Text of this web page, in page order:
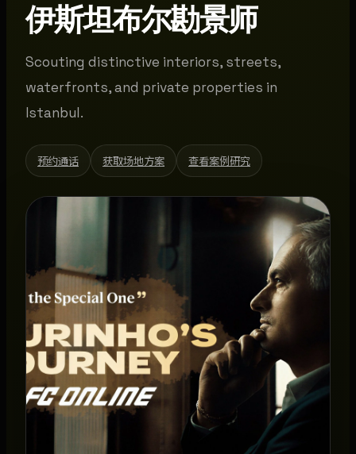
伊斯坦布尔勘景师
Scouting distinctive interiors, streets,
waterfronts, and private properties in
Istanbul.
预约通话 获取场地方案 查看案例研究